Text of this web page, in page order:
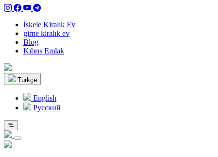
İskele Kiralık Ev
girne kiralık ev
Blog
Kıbrıs Emlak
Türkçe
English
Pусский